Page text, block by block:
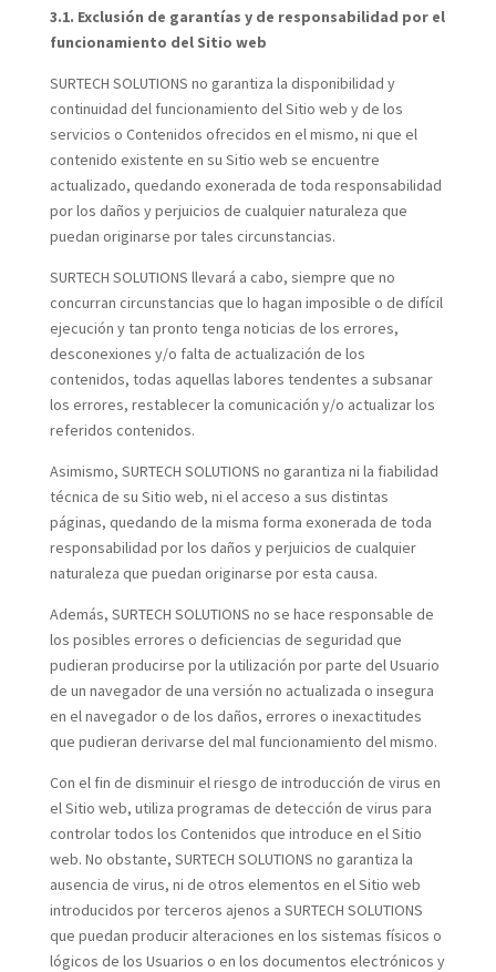
3.1. Exclusión de garantías y de responsabilidad por el
funcionamiento del Sitio web
SURTECH SOLUTIONS no garantiza la disponibilidad y
continuidad del funcionamiento del Sitio web y de los
servicios o Contenidos ofrecidos en el mismo, ni que el
contenido existente en su Sitio web se encuentre
actualizado, quedando exonerada de toda responsabilidad
por los daños y perjuicios de cualquier naturaleza que
puedan originarse por tales circunstancias.
SURTECH SOLUTIONS llevará a cabo, siempre que no
concurran circunstancias que lo hagan imposible o de difícil
ejecución y tan pronto tenga noticias de los errores,
desconexiones y/o falta de actualización de los
contenidos, todas aquellas labores tendentes a subsanar
los errores, restablecer la comunicación y/o actualizar los
referidos contenidos.
Asimismo, SURTECH SOLUTIONS no garantiza ni la fiabilidad
técnica de su Sitio web, ni el acceso a sus distintas
páginas, quedando de la misma forma exonerada de toda
responsabilidad por los daños y perjuicios de cualquier
naturaleza que puedan originarse por esta causa.
Además, SURTECH SOLUTIONS no se hace responsable de
los posibles errores o deficiencias de seguridad que
pudieran producirse por la utilización por parte del Usuario
de un navegador de una versión no actualizada o insegura
en el navegador o de los daños, errores o inexactitudes
que pudieran derivarse del mal funcionamiento del mismo.
Con el fin de disminuir el riesgo de introducción de virus en
el Sitio web, utiliza programas de detección de virus para
controlar todos los Contenidos que introduce en el Sitio
web. No obstante, SURTECH SOLUTIONS no garantiza la
ausencia de virus, ni de otros elementos en el Sitio web
introducidos por terceros ajenos a SURTECH SOLUTIONS
que puedan producir alteraciones en los sistemas físicos o
lógicos de los Usuarios o en los documentos electrónicos y